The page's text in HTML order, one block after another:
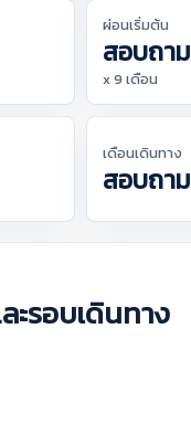
ผ่อนเริ่มต้น
สอบถาม
x 9 เดือน
เดือนเดินทาง
สอบถาม
ะรอบเดินทาง